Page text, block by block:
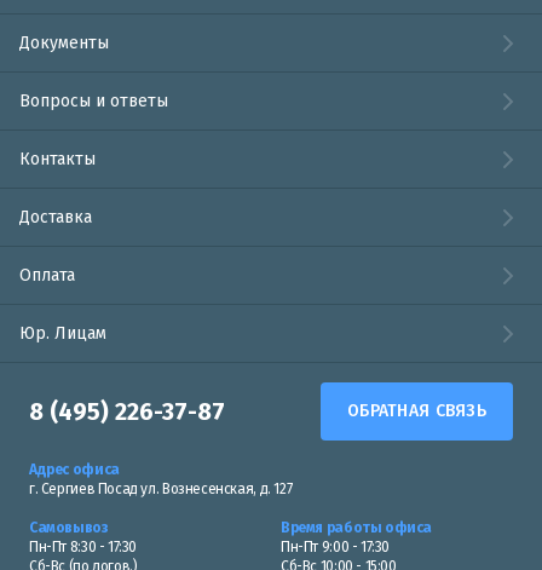
Документы
Вопросы и ответы
Контакты
Доставка
Оплата
Юр. Лицам
8 (495) 226-37-87 ОБРАТНАЯ СВЯЗЬ
Адрес офиса
г. Сергиев Посад ул. Вознесенская, д. 127
Самовывоз
Пн-Пт 8:30 - 17:30
Сб-Вс (по догов.)
Время работы офиса
Пн-Пт 9:00 - 17:30
Сб-Вс 10:00 - 15:00